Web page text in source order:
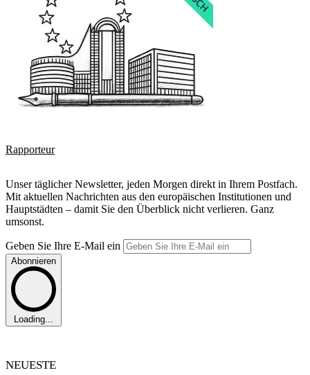
Rapporteur
Unser täglicher Newsletter, jeden Morgen direkt in Ihrem Postfach.
Mit aktuellen Nachrichten aus den europäischen Institutionen und
Hauptstädten – damit Sie den Überblick nicht verlieren. Ganz
umsonst.
Geben Sie Ihre E-Mail ein
Abonnieren
Loading...
NEUESTE